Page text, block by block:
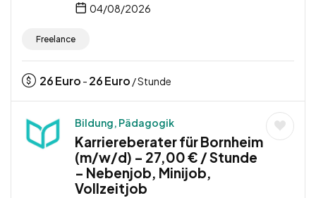
04/08/2026
Freelance
26Euro - 26Euro / Stunde
Bildung, Pädagogik
Karriereberater für Bornheim
(m/w/d) – 27,00 € / Stunde
– Nebenjob, Minijob,
Vollzeitjob